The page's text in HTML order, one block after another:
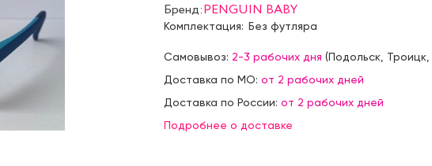
Бренд:PENGUIN BABY
Комплектация: Без футляра
Самовывоз: 2-3 рабочих дня (Подольск, Троицк,
Доставка по МО: от 2 рабочих дней
Доставка по России: от 2 рабочих дней
Подробнее о доставке